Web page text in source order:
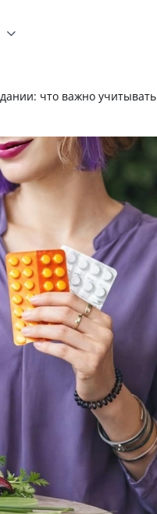
что важно учитывать